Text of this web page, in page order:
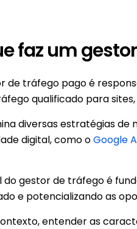
faz um
de tráfego pago é
qualificado para sites,
diversas estratégias
digital, como oGoogle
do gestor de tráfego é
e potencializando as
entender as